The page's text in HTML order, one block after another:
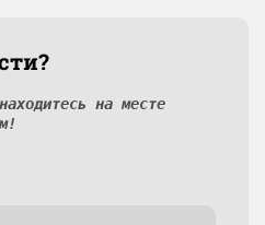
на месте